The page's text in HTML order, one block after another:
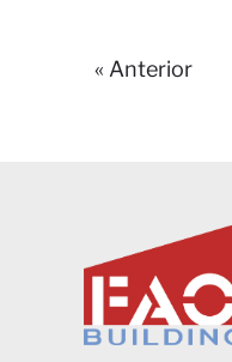
« Anterior